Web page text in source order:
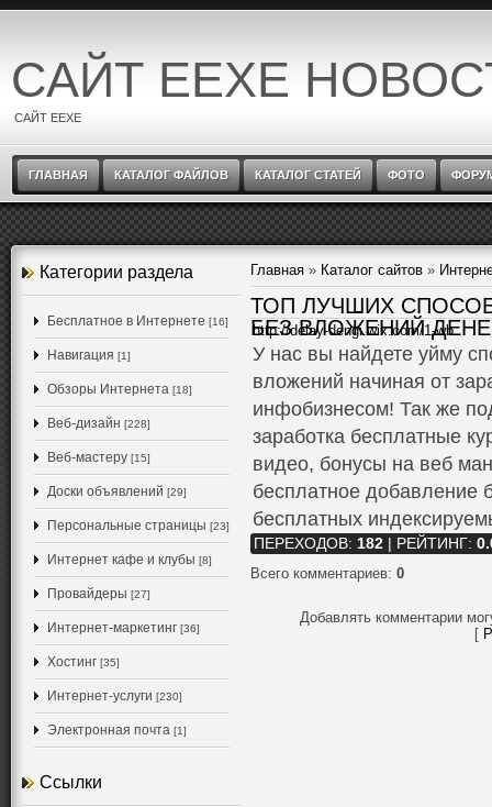
САЙТ EEXE
САЙТ EEXE
ГЛАВНАЯ КАТАЛОГ ФАЙЛОВ КАТАЛОГ СТАТЕЙ ФОТО
Категории раздела
Бесплатное в Интернете [16]
Навигация [1]
Обзоры Интернета [18]
Веб-дизайн [228]
Веб-мастеру [15]
Доски объявлений [29]
Персональные страницы [23]
Интернет кафе и клубы [8]
Провайдеры [27]
Интернет-маркетинг [36]
Хостинг [35]
Интернет-услуги [230]
Электронная почта [1]
Ссылки
Главная » Каталог сайтов »
ТОП ЛУЧШИХ
БЕЗ ВЛОЖЕНИЙ
http://delay-dengi.wix.com/1-wb
У нас вы найдете уйму
вложений начиная от
инфобизнесом! Так же
заработка бесплатные
видео, бонусы на веб
бесплатное добавление
бесплатных
ПЕРЕХОДОВ: 182 РЕЙТИНГ:
Всего комментариев: 0
Добавлять комментарии
[